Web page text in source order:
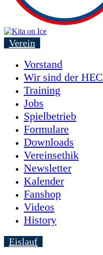
Verein
Vorstand
Wir sind der HEC
Training
Jobs
Spielbetrieb
Formulare
Downloads
Vereinsethik
Newsletter
Kalender
Fanshop
Videos
History
Eislauf